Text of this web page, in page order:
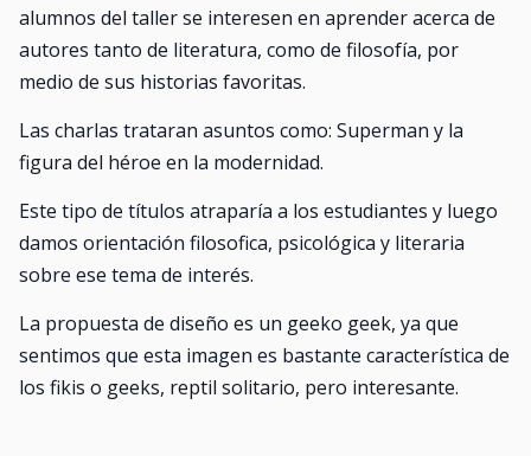
alumnos del taller se interesen en aprender acerca de
autores tanto de literatura, como de filosofía, por
medio de sus historias favoritas.
Las charlas trataran asuntos como: Superman y la
figura del héroe en la modernidad.
Este tipo de títulos atraparía a los estudiantes y luego
damos orientación filosofica, psicológica y literaria
sobre ese tema de interés.
La propuesta de diseño es un geeko geek, ya que
sentimos que esta imagen es bastante característica de
los fikis o geeks, reptil solitario, pero interesante.